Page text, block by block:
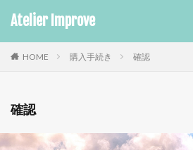
Atelier Improve
HOME 購入手続き 確認
確認